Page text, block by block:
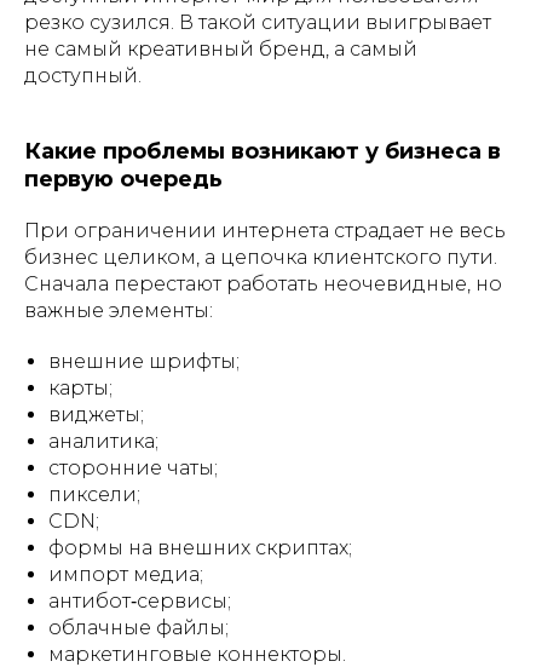
резко сузился. В такой ситуации выигрывает
не самый креативный бренд, а самый
доступный.
Какие проблемы возникают у бизнеса в
первую очередь
При ограничении интернета страдает не весь
бизнес целиком, а цепочка клиентского пути.
Сначала перестают работать неочевидные, но
важные элементы:
внешние шрифты;
карты;
виджеты;
аналитика;
сторонние чаты;
пиксели;
CDN;
формы на внешних скриптах;
импорт медиа;
антибот‑сервисы;
облачные файлы;
маркетинговые коннекторы.